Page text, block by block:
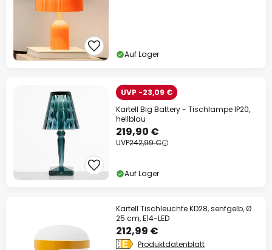
Auf Lager
UVP -23,09 €
Kartell Big Battery - Tischlampe IP20,
hellblau
219,90 €
UVP242,99 €
Auf Lager
Kartell Tischleuchte KD28, senfgelb, Ø
25 cm, E14-LED
212,99 €
Produktdatenblatt